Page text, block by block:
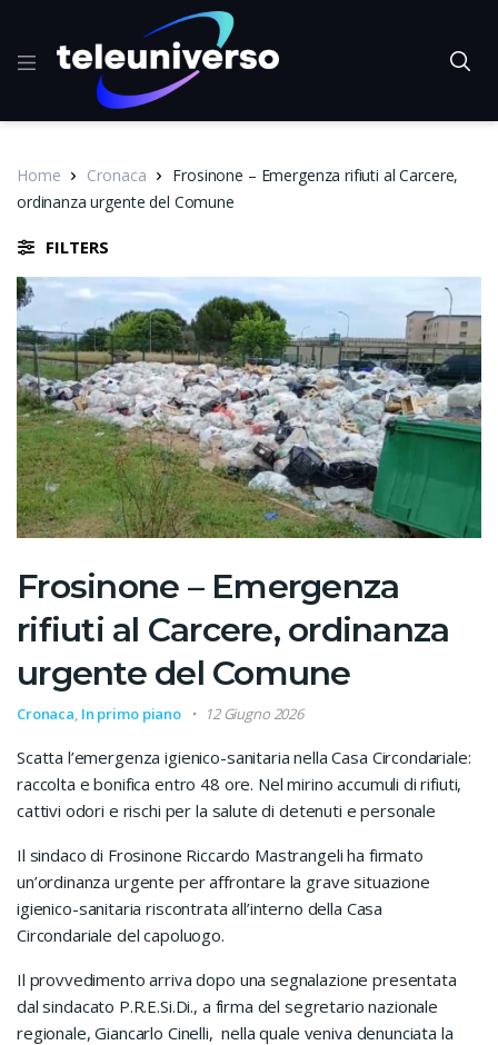
Home Cronaca
Frosinone – Emergenza rifiuti al Carcere,
ordinanza urgente del Comune
FILTERS
Frosinone – Emergenza
rifiuti al Carcere, ordinanza
urgente del Comune
Cronaca, In primo piano 12 Giugno 2026
Scatta l’emergenza igienico-sanitaria nella Casa Circondariale:
raccolta e bonifica entro 48 ore. Nel mirino accumuli di rifiuti,
cattivi odori e rischi per la salute di detenuti e personale
Il sindaco di Frosinone Riccardo Mastrangeli ha firmato
un’ordinanza urgente per affrontare la grave situazione
igienico-sanitaria riscontrata all’interno della Casa
Circondariale del capoluogo.
Il provvedimento arriva dopo una segnalazione presentata
dal sindacato P.R.E.Si.Di., a firma del segretario nazionale
regionale, Giancarlo Cinelli, nella quale veniva denunciata la